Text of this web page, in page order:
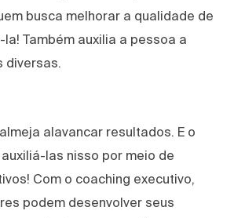
busca melhorar a qualidade de
Também auxilia a pessoa a
diversas.
alavancar resultados. E o
las nisso por meio de
Com o coaching executivo,
podem desenvolver seus